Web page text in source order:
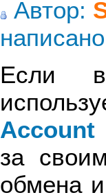
Автор:
Если
Account
за
обмена